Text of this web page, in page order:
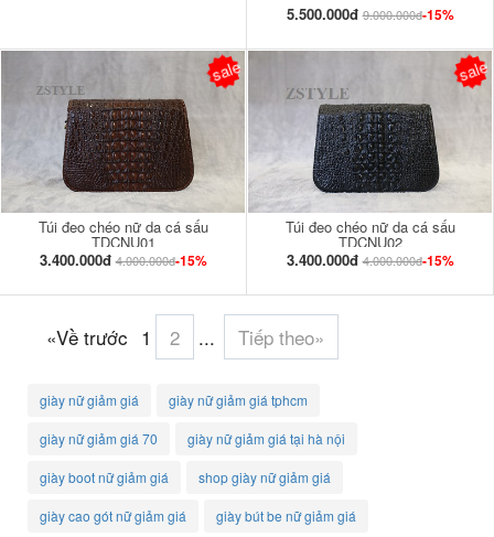
5.500.000đ 9.000.000đ-15%
Túi đeo chéo nữ da cá sấu
TDCNU01
3.400.000đ 4.000.000đ-15%
sale
Túi đeo chéo nữ da cá sấu
TDCNU02
3.400.000đ 4.000.000đ-15%
sale
«Về trước 1 2 ... Tiếp theo»
giày nữ giảm giá giày nữ giảm giá tphcm
giày nữ giảm giá 70 giày nữ giảm giá tại hà nội
giày boot nữ giảm giá shop giày nữ giảm giá
giày cao gót nữ giảm giá giày bút be nữ giảm giá